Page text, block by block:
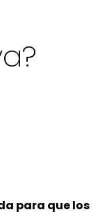
para que los